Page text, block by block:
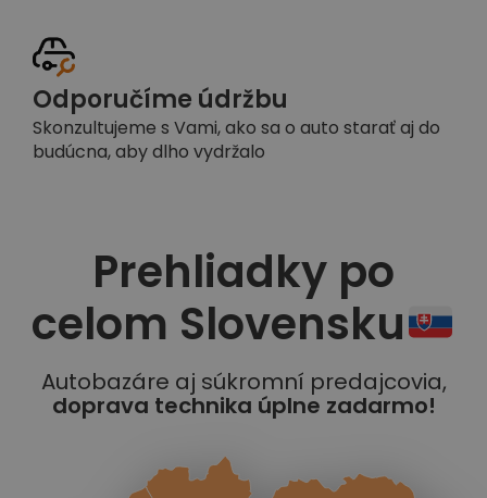
Odporučíme údržbu
Skonzultujeme s Vami, ako sa o auto starať aj do
budúcna, aby dlho vydržalo
Prehliadky po
celom Slovensku
Autobazáre aj súkromní predajcovia,
doprava technika úplne zadarmo!